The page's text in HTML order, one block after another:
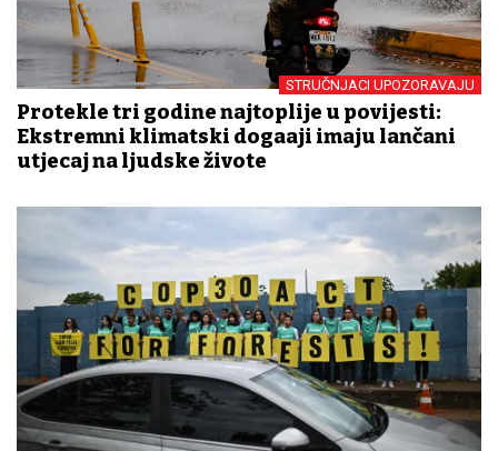
STRUČNJACI UPOZORAVAJU
Protekle tri godine najtoplije u povijesti:
Ekstremni klimatski događaji imaju lančani
utjecaj na ljudske živote